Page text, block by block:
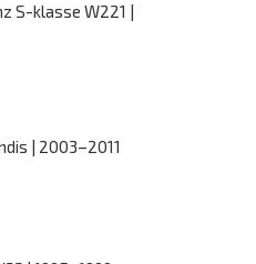
S-klasse W221 |
| 2003–2011